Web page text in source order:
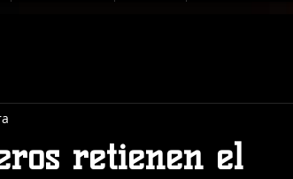
retienen el